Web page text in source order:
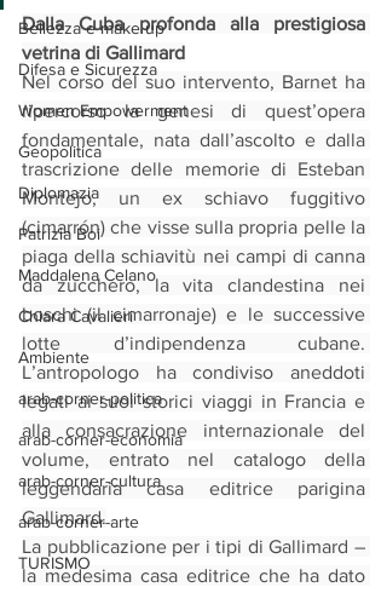
Bellezza e make up
Difesa e Sicurezza
Women Empowerment
Geopolitica
Diplomazia
Patrizia Boi
Maddalena Celano
Chiara Cavalieri
Ambiente
arab-corner-politica
arab-corner-economia
arab-corner-cultura
arab-corner-arte
TURISMO
Dalla Cuba profonda alla prestigiosa
vetrina di Gallimard
Nel corso del suo intervento, Barnet ha
ripercorso la genesi di quest’opera
fondamentale, nata dall’ascolto e dalla
trascrizione delle memorie di Esteban
Montejo, un ex schiavo fuggitivo
(cimarrón) che visse sulla propria pelle la
piaga della schiavitù nei campi di canna
da zucchero, la vita clandestina nei
boschi (il cimarronaje) e le successive
lotte d’indipendenza cubane.
L’antropologo ha condiviso aneddoti
legati ai suoi storici viaggi in Francia e
alla consacrazione internazionale del
volume, entrato nel catalogo della
leggendaria casa editrice parigina
Gallimard.
La pubblicazione per i tipi di Gallimard –
la medesima casa editrice che ha dato